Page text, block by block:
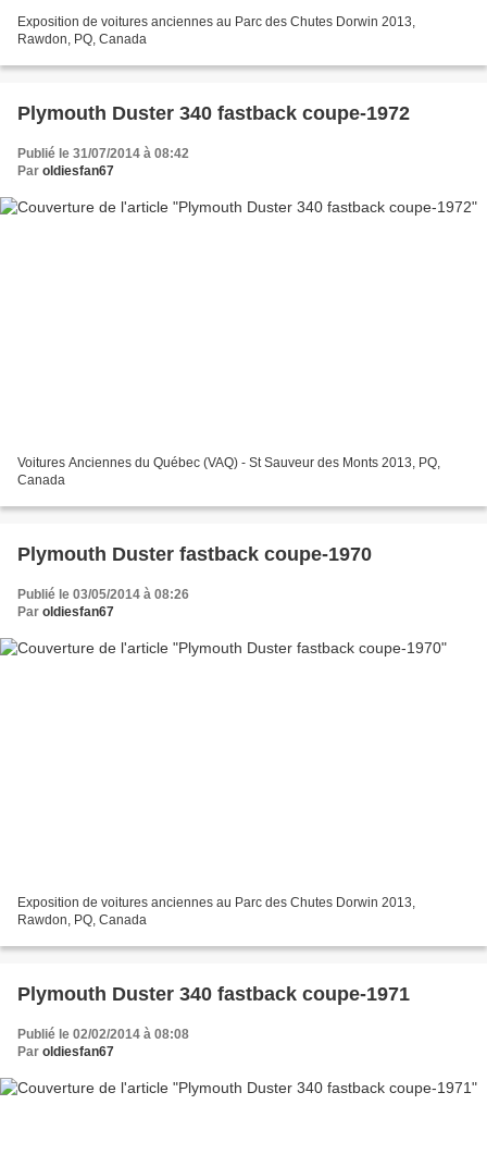
Exposition de voitures anciennes au Parc des Chutes Dorwin 2013,
Rawdon, PQ, Canada
Plymouth Duster 340 fastback coupe-1972
Publié le 31/07/2014 à 08:42
Par oldiesfan67
Voitures Anciennes du Québec (VAQ) - St Sauveur des Monts 2013, PQ,
Canada
Plymouth Duster fastback coupe-1970
Publié le 03/05/2014 à 08:26
Par oldiesfan67
Exposition de voitures anciennes au Parc des Chutes Dorwin 2013,
Rawdon, PQ, Canada
Plymouth Duster 340 fastback coupe-1971
Publié le 02/02/2014 à 08:08
Par oldiesfan67